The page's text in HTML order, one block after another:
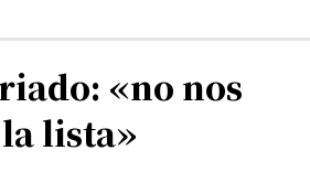
«no nos
lista»